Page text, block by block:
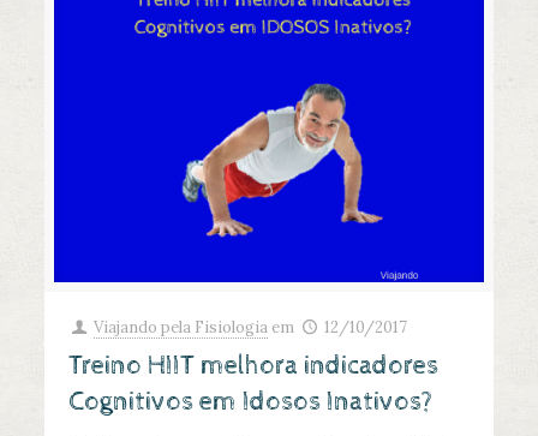
Viajando pela Fisiologia em 12/10/2017
Treino HIIT melhora indicadores
Cognitivos em Idosos Inativos?